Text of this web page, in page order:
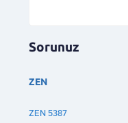
Sorunuz
ZEN
ZEN 5387